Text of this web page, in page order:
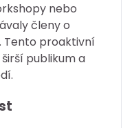
nebo
členy o
Tento proaktivní
publikum a